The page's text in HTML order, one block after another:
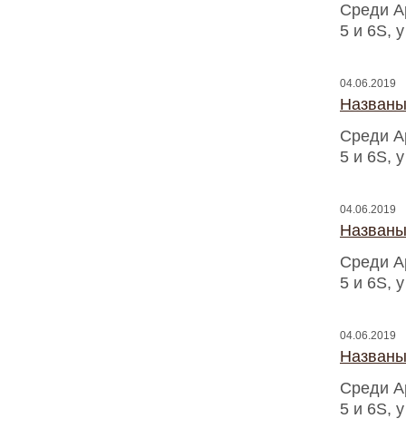
Среди
5 и 6S,
04.06.2019
Среди
5 и 6S,
04.06.2019
Среди
5 и 6S,
04.06.2019
Среди
5 и 6S,